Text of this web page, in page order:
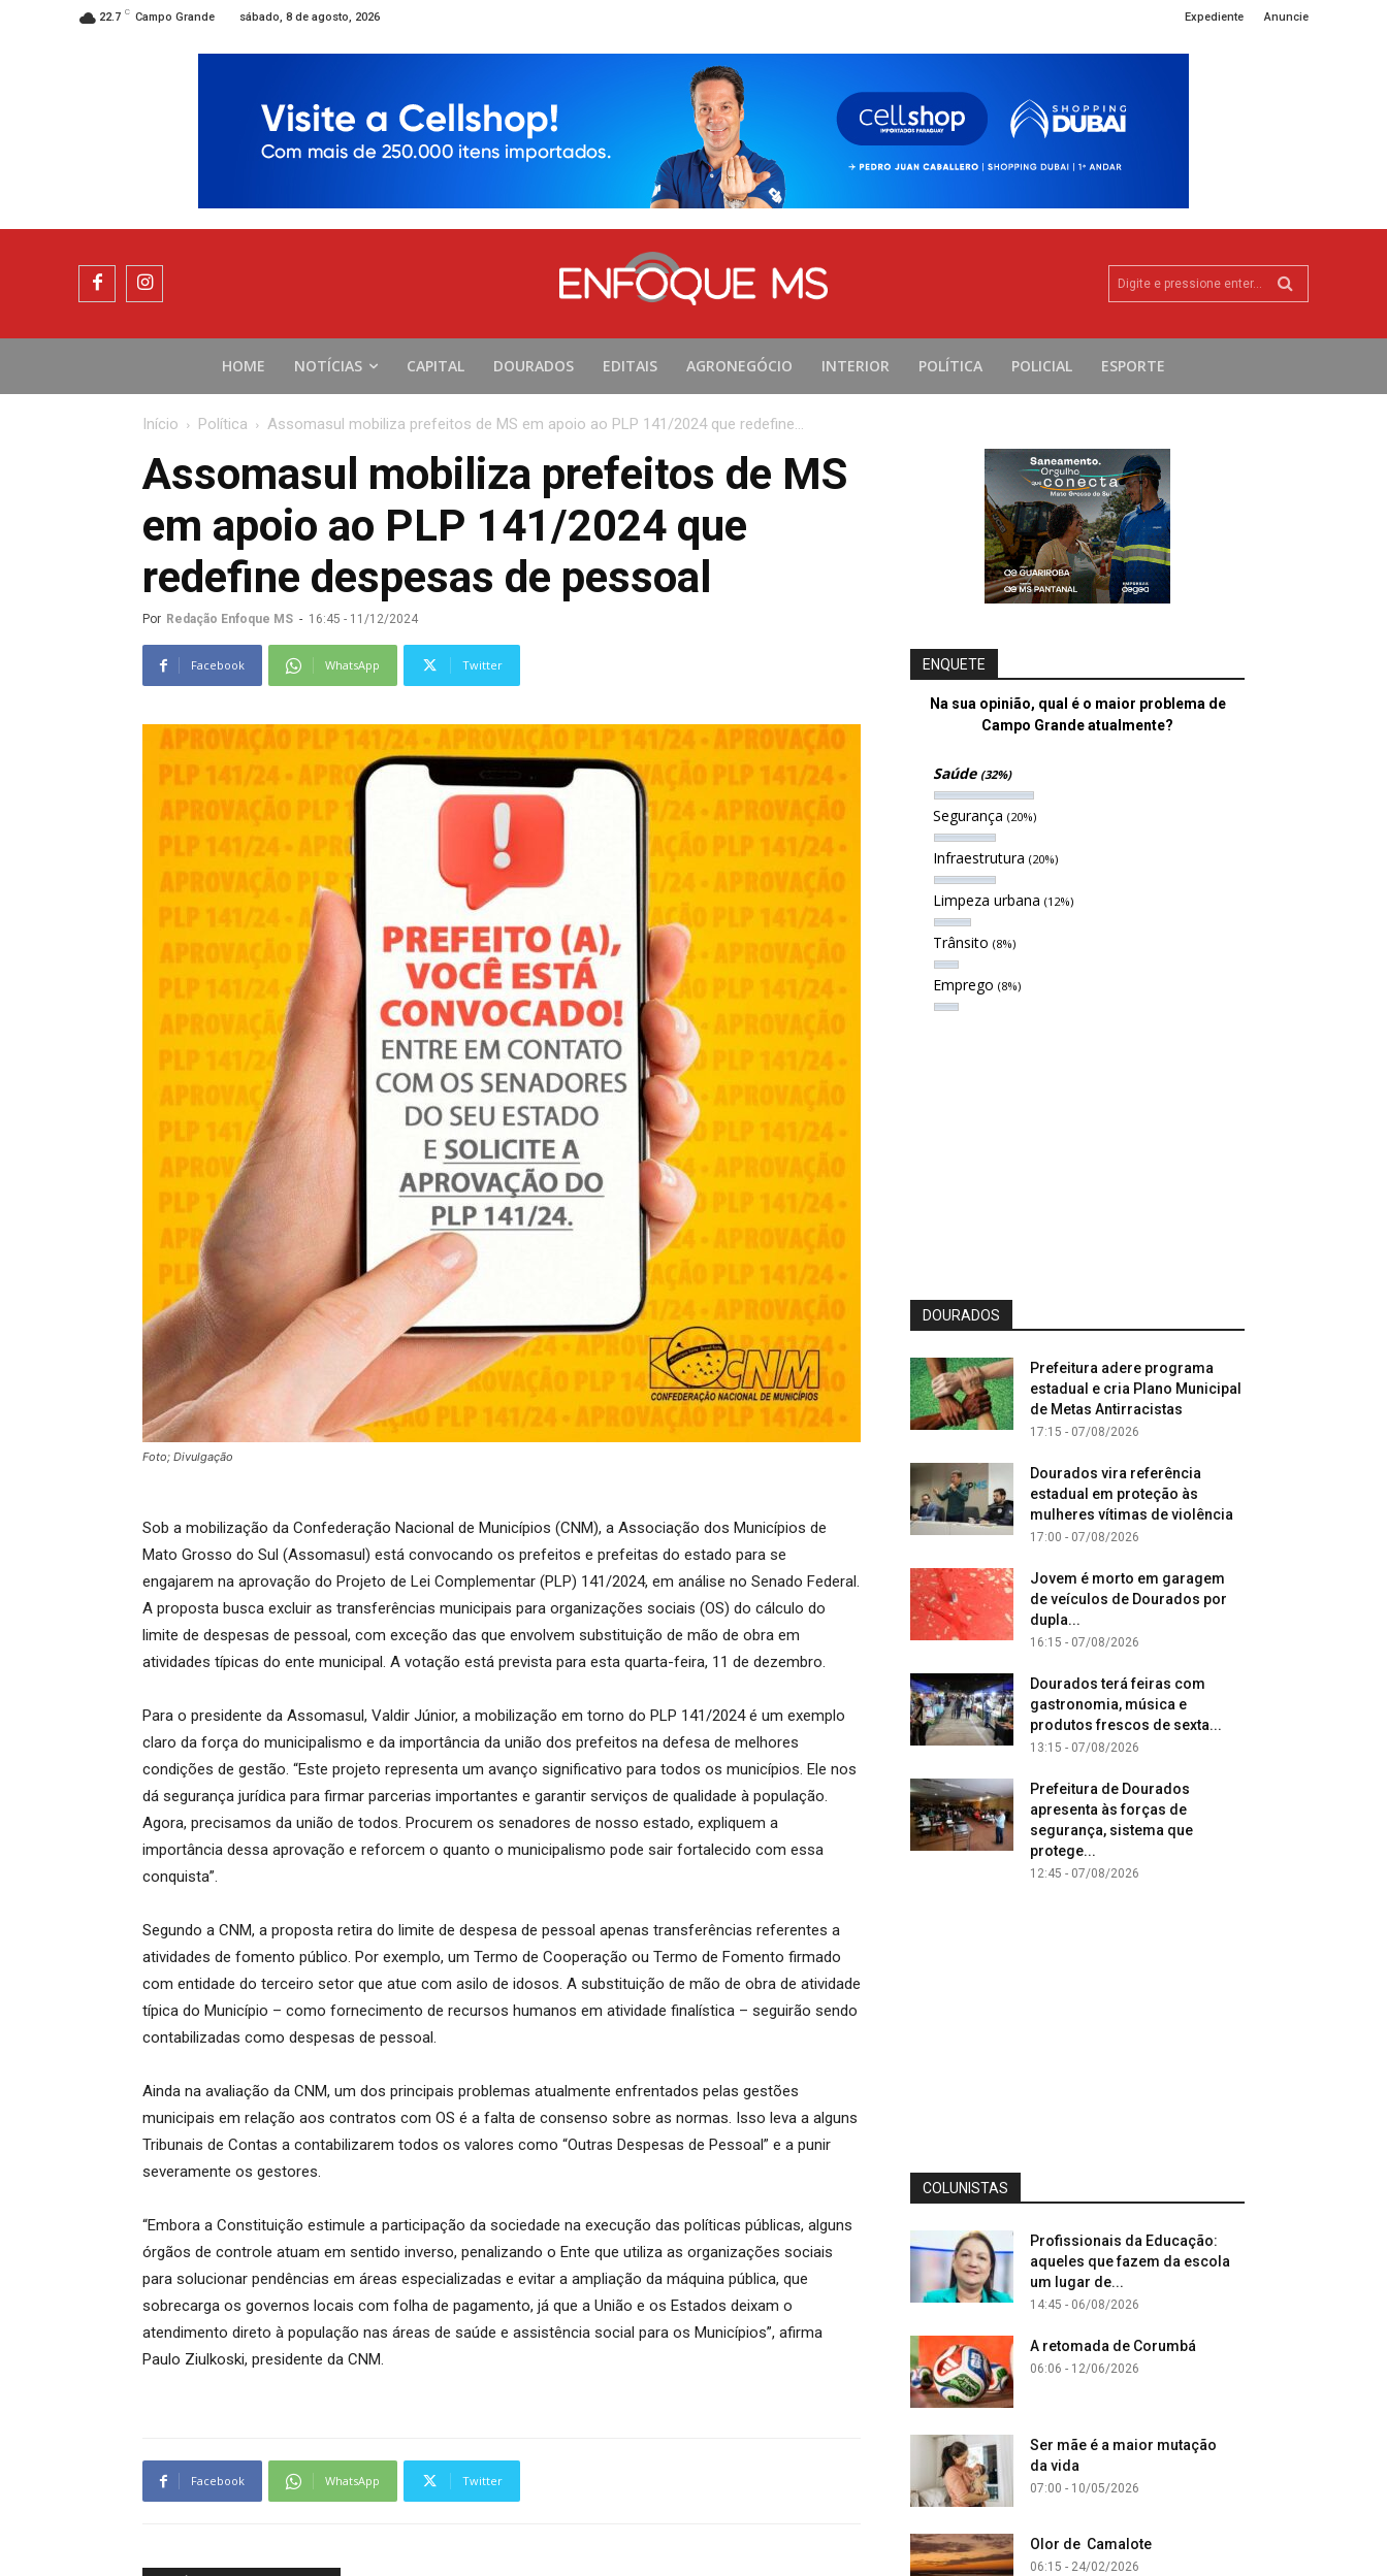
22.7 C Campo Grande sábado, 8 de agosto, 2026 Expediente Anuncie
Digite e pressione enter...
HOME NOTÍCIAS CAPITAL DOURADOS EDITAIS AGRONEGÓCIO INTERIOR POLÍTICA POLICIAL ESPORTE
Início Política Assomasul mobiliza prefeitos de MS em apoio ao PLP 141/2024 que redefine...
Assomasul mobiliza prefeitos de MS
em apoio ao PLP 141/2024 que
redefine despesas de pessoal
Por Redação Enfoque MS - 16:45 - 11/12/2024
Facebook WhatsApp Twitter
Foto; Divulgação
Sob a mobilização da Confederação Nacional de Municípios (CNM), a Associação dos Municípios de
Mato Grosso do Sul (Assomasul) está convocando os prefeitos e prefeitas do estado para se
engajarem na aprovação do Projeto de Lei Complementar (PLP) 141/2024, em análise no Senado Federal.
A proposta busca excluir as transferências municipais para organizações sociais (OS) do cálculo do
limite de despesas de pessoal, com exceção das que envolvem substituição de mão de obra em
atividades típicas do ente municipal. A votação está prevista para esta quarta-feira, 11 de dezembro.
Para o presidente da Assomasul, Valdir Júnior, a mobilização em torno do PLP 141/2024 é um exemplo
claro da força do municipalismo e da importância da união dos prefeitos na defesa de melhores
condições de gestão. “Este projeto representa um avanço significativo para todos os municípios. Ele nos
dá segurança jurídica para firmar parcerias importantes e garantir serviços de qualidade à população.
Agora, precisamos da união de todos. Procurem os senadores de nosso estado, expliquem a
importância dessa aprovação e reforcem o quanto o municipalismo pode sair fortalecido com essa
conquista”.
Segundo a CNM, a proposta retira do limite de despesa de pessoal apenas transferências referentes a
atividades de fomento público. Por exemplo, um Termo de Cooperação ou Termo de Fomento firmado
com entidade do terceiro setor que atue com asilo de idosos. A substituição de mão de obra de atividade
típica do Município – como fornecimento de recursos humanos em atividade finalística – seguirão sendo
contabilizadas como despesas de pessoal.
Ainda na avaliação da CNM, um dos principais problemas atualmente enfrentados pelas gestões
municipais em relação aos contratos com OS é a falta de consenso sobre as normas. Isso leva a alguns
Tribunais de Contas a contabilizarem todos os valores como “Outras Despesas de Pessoal” e a punir
severamente os gestores.
“Embora a Constituição estimule a participação da sociedade na execução das políticas públicas, alguns
órgãos de controle atuam em sentido inverso, penalizando o Ente que utiliza as organizações sociais
para solucionar pendências em áreas especializadas e evitar a ampliação da máquina pública, que
sobrecarga os governos locais com folha de pagamento, já que a União e os Estados deixam o
atendimento direto à população nas áreas de saúde e assistência social para os Municípios”, afirma
Paulo Ziulkoski, presidente da CNM.
Facebook WhatsApp Twitter
ENQUETE
Na sua opinião, qual é o maior problema de
Campo Grande atualmente?
Saúde (32%)
Segurança (20%)
Infraestrutura (20%)
Limpeza urbana (12%)
Trânsito (8%)
Emprego (8%)
DOURADOS
Prefeitura adere programa
estadual e cria Plano Municipal
de Metas Antirracistas
17:15 - 07/08/2026
Dourados vira referência
estadual em proteção às
mulheres vítimas de violência
17:00 - 07/08/2026
Jovem é morto em garagem
de veículos de Dourados por
dupla...
16:15 - 07/08/2026
Dourados terá feiras com
gastronomia, música e
produtos frescos de sexta...
13:15 - 07/08/2026
Prefeitura de Dourados
apresenta às forças de
segurança, sistema que
protege...
12:45 - 07/08/2026
COLUNISTAS
Profissionais da Educação:
aqueles que fazem da escola
um lugar de...
14:45 - 06/08/2026
A retomada de Corumbá
06:06 - 12/06/2026
Ser mãe é a maior mutação
da vida
07:00 - 10/05/2026
Olor de Camalote
06:15 - 24/02/2026